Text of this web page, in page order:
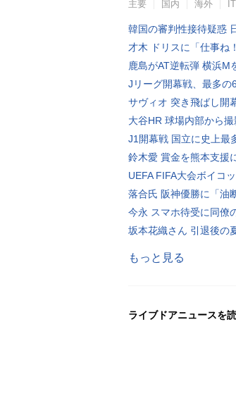
主要 国内 海外
韓国の審判性接待疑惑
才木 ドリスに「仕事ね
鹿島がAT逆転弾 横浜M
Jリーグ開幕戦、最多の
サヴィオ 突き飛ばし開
大谷HR 球場内部から撮
J1開幕戦 国立に史上最
鈴木愛 賞金を熊本支援
UEFA FIFA大会ボイコ
落合氏 阪神優勝に「油
今永 スマホ待受に同僚
坂本花織さん 引退後の
もっと見る
ライブドアニュースを